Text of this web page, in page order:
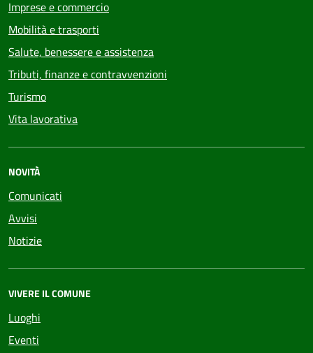
Imprese e commercio
Mobilità e trasporti
Salute, benessere e assistenza
Tributi, finanze e contravvenzioni
Turismo
Vita lavorativa
NOVITÀ
Comunicati
Avvisi
Notizie
VIVERE IL COMUNE
Luoghi
Eventi